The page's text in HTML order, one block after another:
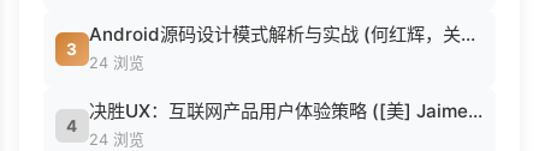
3
Android源码设计模式解析与实战 (何红辉，关爱民著, 何红辉, 关爱民著, 何红辉, 关爱民).pdf
24 浏览
4
决胜UX：互联网产品用户体验策略 ([美] Jaime Levy [[美] Jaime Levy]).epub
24 浏览